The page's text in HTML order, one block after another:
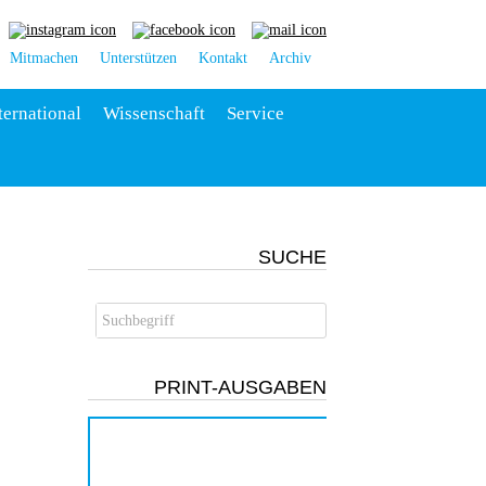
Mitmachen Unterstützen Kontakt Archiv
Wissenschaft Service
SUCHE
PRINT-AUSGABEN